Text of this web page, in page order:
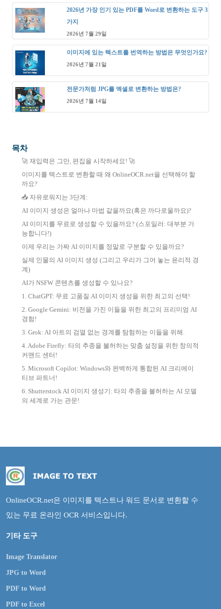
2026년 가장 인기 있는 PDF를 Word로 변환하는 도구 3
가지
2026년 7월 29일
이미지에 있는 텍스트를 번역하는 방법은 무엇인가요?
2026년 7월 21일
전문가처럼 JPG를 엑셀로 변환하는 방법은?
2026년 7월 14일
목차
🚀 재입력은 그만, 편집을 시작하세요! 🚀
이미지를 텍스트로 변환할 때 왜 OnlineOCR.net을 선택해야 할
까요?
📥 자유로워지는 3단계:
AI 이미지 생성은 얼마나 마법 같을까요(혹은 까다로울까요)?
AI 이미지를 무료로 생성할 수 있을까요? (스포일러: 대부분 가
능합니다!)
이제 우리는 가짜 AI 이미지를 정말로 구분할 수 있을까요?
실제 인물의 AI 이미지 생성 (그리고 우리가 그어 놓는 윤리적 경
계)
AI가 NSFW 콘텐츠를 생성할 수 있나요?
1. ChatGPT: 무료 고품질 AI 이미지 생성을 위한 최고의 선택!
2. Google Gemini: 비전을 가진 이들을 위한 최고의 프리미엄 AI
경험!
3. Grok: AI 아트의 검열 없는 경계를 탐험하는 이들을 위해.
4. Adobe Firefly: 타의 추종을 불허하는 맞춤 설정을 위한 창의적
커맨드 센터!
5. Microsoft Copilot: Windows와 완벽하게 통합된 AI 크리에이
티브 파트너!
6. Shutterstock AI 이미지 생성기: 타의 추종을 불허하는 AI 모델
의 세계로 가는 관문!
OnlineOCR.net은 이미지를 텍스트나 워드 문서로 변환할 수
있는 무료 온라인 OCR 서비스입니다.
기타 도구
Image Translator
JPG to Word
PDF to Word
PDF to Excel